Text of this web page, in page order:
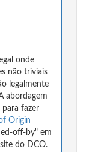
onde
não triviais
legalmente
abordagem
fazer
Origin
off-by" em
do DCO.